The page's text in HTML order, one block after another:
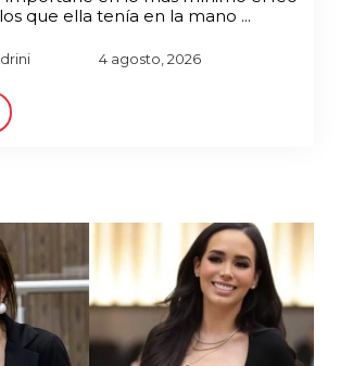
que ella tenía en la mano ...
4 agosto, 2026